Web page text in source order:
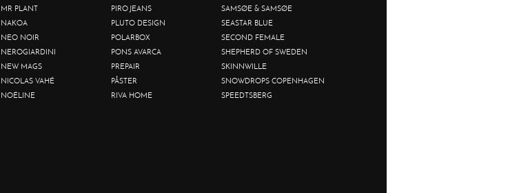
MR PLANT
NAKOA
NEO NOIR
NEROGIARDINI
NEW MAGS
NICOLAS VAHÉ
NOÉLINE
PIRO JEANS
PLUTO DESIGN
POLARBOX
PONS AVARCA
PREPAIR
PÅSTER
RIVA HOME
SAMSØE & SAMSØE
SEASTAR BLUE
SECOND FEMALE
SHEPHERD OF SWEDEN
SKINNWILLE
SNOWDROPS COPENHAGEN
SPEEDTSBERG